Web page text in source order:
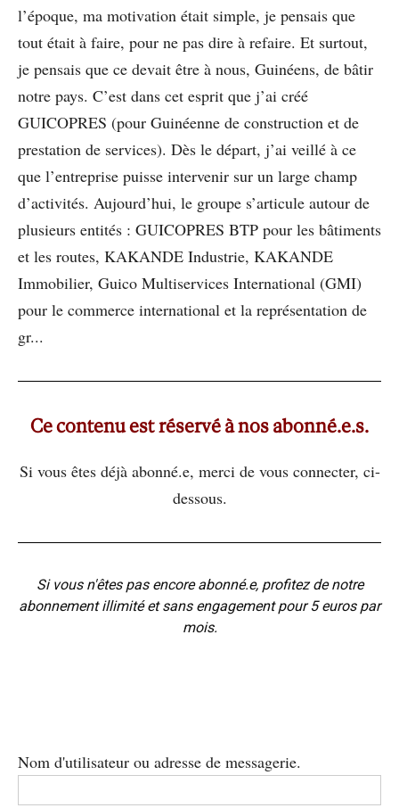
l’époque, ma motivation était simple, je pensais que
tout était à faire, pour ne pas dire à refaire. Et surtout,
je pensais que ce devait être à nous, Guinéens, de bâtir
notre pays. C’est dans cet esprit que j’ai créé
GUICOPRES (pour Guinéenne de construction et de
prestation de services). Dès le départ, j’ai veillé à ce
que l’entreprise puisse intervenir sur un large champ
d’activités. Aujourd’hui, le groupe s’articule autour de
plusieurs entités : GUICOPRES BTP pour les bâtiments
et les routes, KAKANDE Industrie, KAKANDE
Immobilier, Guico Multiservices International (GMI)
pour le commerce international et la représentation de
gr...
Ce contenu est réservé à nos abonné.e.s.
Si vous êtes déjà abonné.e, merci de vous connecter, ci-
dessous.
Si vous n'êtes pas encore abonné.e, profitez de notre
abonnement illimité et sans engagement pour 5 euros par
mois.
Nom d'utilisateur ou adresse de messagerie.